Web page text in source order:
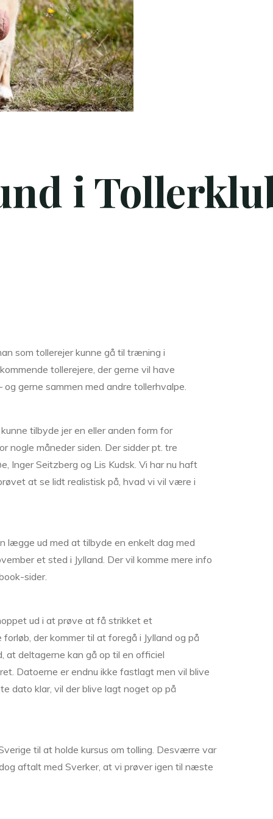
i
som tollerejer kunne gå til træning i
tollerejere, der gerne vil have
gerne sammen med andre tollerhvalpe.
tilbyde jer en eller anden form for
måneder siden. Der sidder pt. tre
Inger Seitzberg og Lis Kudsk. Vi har nu haft
at se lidt realistisk på, hvad vi vil være i
lægge ud med at tilbyde en enkelt dag med
et sted i Jylland. Der vil komme mere info
sider.
ud i at prøve at få strikket et
der kommer til at foregå i Jylland og på
at deltagerne kan gå op til en officiel
Datoerne er endnu ikke fastlagt men vil blive
dato klar, vil der blive lagt noget op på
til at holde kursus om tolling. Desværre var
aftalt med Sverker, at vi prøver igen til næste